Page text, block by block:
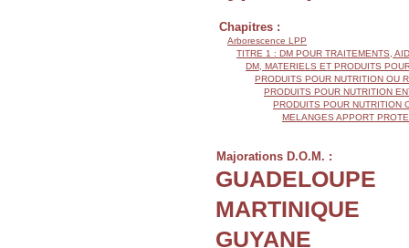
Chapitres :
Arborescence LPP
TITRE 1 : DM POUR TRAITEMENTS,
DM, MATERIELS ET PRODUITS
PRODUITS POUR NUTRITION OU
PRODUITS POUR NUTRITION
PRODUITS POUR NUTRITION
MELANGES APPORT
Majorations D.O.M. :
GUADELOUPE
MARTINIQUE
GUYANE